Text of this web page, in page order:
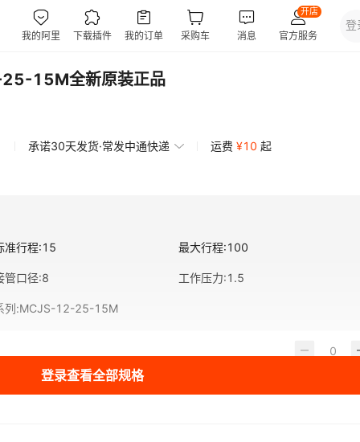
15M全新原装正品
承诺30天发货·常发中通快递 运费 ¥10 起
准行程:15 最大行程:100
管口径:8 工作压力:1.5
列:MCJS-12-25-15M
登录查看全部规格